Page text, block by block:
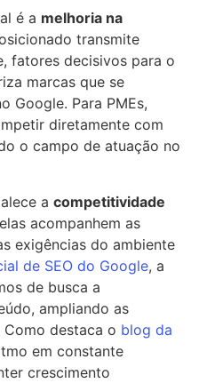
é a melhoria na
transmite
fatores decisivos para o
marcas que se
Google. Para PMEs,
diretamente com
o campo de atuação no
a competitividade
acompanhem as
exigências do ambiente
de SEO do Google, a
de busca a
ampliando as
Como destaca o blog da
em constante
crescimento